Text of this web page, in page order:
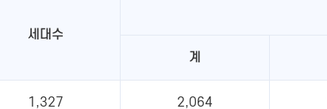
세대수
계
1,327 2,064